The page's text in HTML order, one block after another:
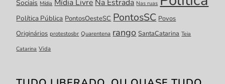
Sociais Mídia Mídia Livre Na Estrada Nas ruas
Política Pública PontosOesteSC PontosSC Povos
Originários protestosbr Quarentena rango SantaCatarina Teia
Catarina Vida